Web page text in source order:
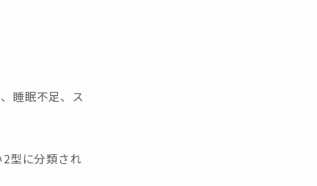
睡眠不足、ス
型に分類され